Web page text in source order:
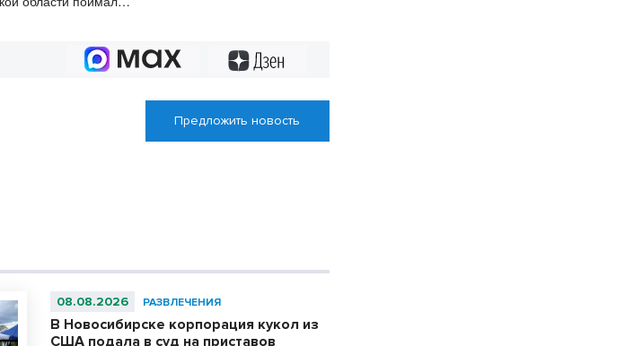
Предложить новость
08.08.2026 РАЗВЛЕЧЕНИЯ
В Новосибирске корпорация кукол из
США подала в суд на приставов